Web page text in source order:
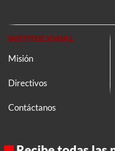
INSTITUCIONAL
Misión
Directivos
Contáctanos